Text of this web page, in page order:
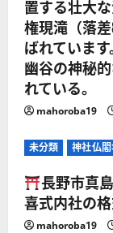
置する壮大
権現滝（落
ばれていま
幽谷の神秘
れている。
mahoroba19
未分類 神社仏閣
長野市真
喜式内社の
mahoroba19